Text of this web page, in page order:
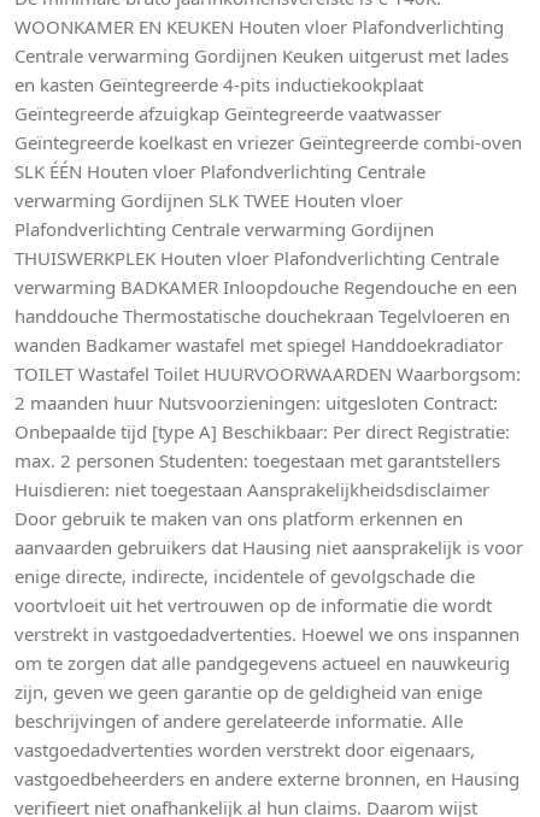
WOONKAMER EN KEUKEN Houten vloer Plafondverlichting
Centrale verwarming Gordijnen Keuken uitgerust met lades
en kasten Geïntegreerde 4-pits inductiekookplaat
Geïntegreerde afzuigkap Geïntegreerde vaatwasser
Geïntegreerde koelkast en vriezer Geïntegreerde combi-oven
SLK ÉÉN Houten vloer Plafondverlichting Centrale
verwarming Gordijnen SLK TWEE Houten vloer
Plafondverlichting Centrale verwarming Gordijnen
THUISWERKPLEK Houten vloer Plafondverlichting Centrale
verwarming BADKAMER Inloopdouche Regendouche en een
handdouche Thermostatische douchekraan Tegelvloeren en
wanden Badkamer wastafel met spiegel Handdoekradiator
TOILET Wastafel Toilet HUURVOORWAARDEN Waarborgsom:
2 maanden huur Nutsvoorzieningen: uitgesloten Contract:
Onbepaalde tijd [type A] Beschikbaar: Per direct Registratie:
max. 2 personen Studenten: toegestaan met garantstellers
Huisdieren: niet toegestaan Aansprakelijkheidsdisclaimer
Door gebruik te maken van ons platform erkennen en
aanvaarden gebruikers dat Hausing niet aansprakelijk is voor
enige directe, indirecte, incidentele of gevolgschade die
voortvloeit uit het vertrouwen op de informatie die wordt
verstrekt in vastgoedadvertenties. Hoewel we ons inspannen
om te zorgen dat alle pandgegevens actueel en nauwkeurig
zijn, geven we geen garantie op de geldigheid van enige
beschrijvingen of andere gerelateerde informatie. Alle
vastgoedadvertenties worden verstrekt door eigenaars,
vastgoedbeheerders en andere externe bronnen, en Hausing
verifieert niet onafhankelijk al hun claims. Daarom wijst